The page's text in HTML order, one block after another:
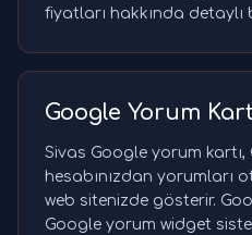
fiyatları hakkında detaylı
Google Yorum
Sivas Google yorum kartı,
hesabınızdan yorumları
web sitenizde gösterir.
Google yorum widget